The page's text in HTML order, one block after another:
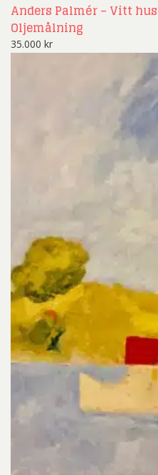
Anders Palmér – Vitt
Oljemålning
35.000 kr